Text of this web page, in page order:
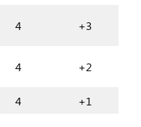
4 +3
4 +2
4 +1